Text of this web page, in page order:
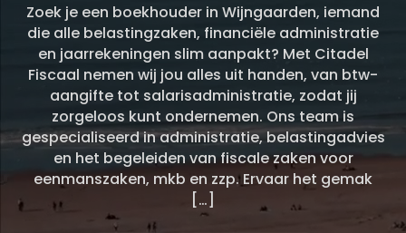
Zoek je een boekhouder in Wijngaarden, iemand
die alle belastingzaken, financiële administratie
en jaarrekeningen slim aanpakt? Met Citadel
Fiscaal nemen wij jou alles uit handen, van btw-
aangifte tot salarisadministratie, zodat jij
zorgeloos kunt ondernemen. Ons team is
gespecialiseerd in administratie, belastingadvies
en het begeleiden van fiscale zaken voor
eenmanszaken, mkb en zzp. Ervaar het gemak
[…]